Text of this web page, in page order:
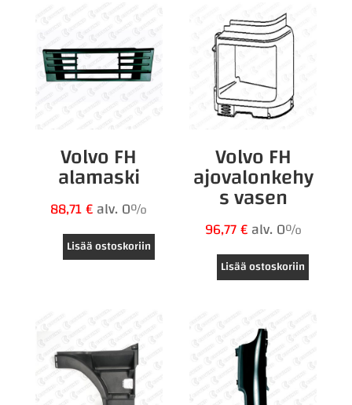
Volvo FH
alamaski
88,71€alv. 0%
Lisää ostoskoriin
Volvo FH
ajovalonkehy
s vasen
96,77€alv. 0%
Lisää ostoskoriin